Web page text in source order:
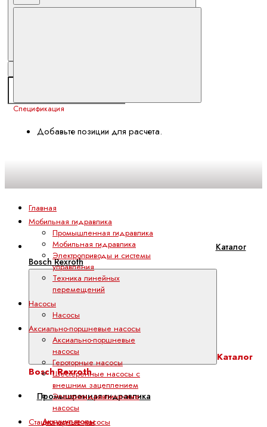
Спецификация
Добавьте позиции для расчета.
Каталог
Bosch Rexroth
Каталог
Bosch Rexroth
Промышленная гидравлика
Аккумуляторы
Главная
Мобильная гидравлика
Промышленная гидравлика
Мобильная гидравлика
Электроприводы и системы
управления
Техника линейных
перемещений
Насосы
Насосы
Аксиально-поршневые насосы
Аксиально-поршневые
насосы
Героторные насосы
Шестеренные насосы с
внешним зацеплением
Электрогидравлические
насосы
Стационарные насосы